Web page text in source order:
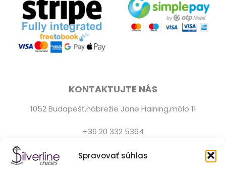
Spravovať súhlas
KONTAKTUJTE NÁS
1052 Budapešť,nábrežie Jane Haining,mólo 11
+36 20 332 5364
Zákaznícka podpora je k dispozícii denne od 9:0 do